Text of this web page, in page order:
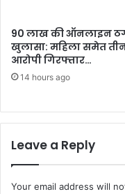
90 लाख की ऑनलाइन
खुलासा: महिला समेत
आरोपी गिरफ्तार…
14 hours ago
Leave a Reply
Your email address will